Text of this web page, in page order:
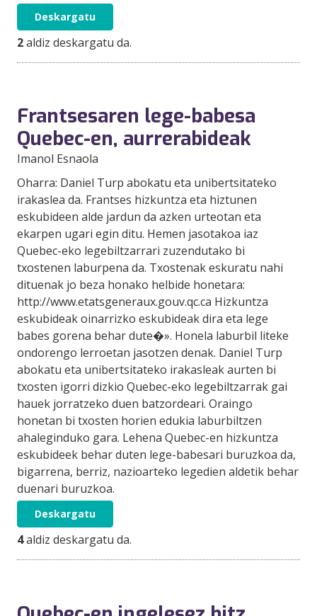
Deskargatu
2aldiz deskargatu da.
Frantsesaren lege-babesa
Quebec-en, aurrerabideak
Imanol Esnaola
Oharra: Daniel Turp abokatu eta unibertsitateko
irakaslea da. Frantses hizkuntza eta hiztunen
eskubideen alde jardun da azken urteotan eta
ekarpen ugari egin ditu. Hemen jasotakoa iaz
Quebec-eko legebiltzarrari zuzendutako bi
txostenen laburpena da. Txostenak eskuratu nahi
dituenak jo beza honako helbide honetara:
http://www.etatsgeneraux.gouv.qc.ca Hizkuntza
eskubideak oinarrizko eskubideak dira eta lege
babes gorena behar dute�». Honela laburbil liteke
ondorengo lerroetan jasotzen denak. Daniel Turp
abokatu eta unibertsitateko irakasleak aurten bi
txosten igorri dizkio Quebec-eko legebiltzarrak gai
hauek jorratzeko duen batzordeari. Oraingo
honetan bi txosten horien edukia laburbiltzen
ahaleginduko gara. Lehena Quebec-en hizkuntza
eskubideek behar duten lege-babesari buruzkoa da,
bigarrena, berriz, nazioarteko legedien aldetik behar
duenari buruzkoa.
Deskargatu
4aldiz deskargatu da.